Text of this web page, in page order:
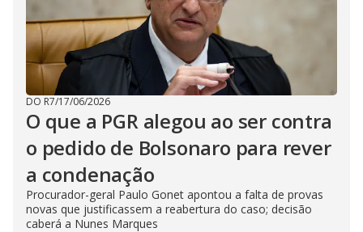
DO R7/17/06/2026
O que a PGR alegou ao ser contra
o pedido de Bolsonaro para rever
a condenação
Procurador-geral Paulo Gonet apontou a falta de provas
novas que justificassem a reabertura do caso; decisão
caberá a Nunes Marques